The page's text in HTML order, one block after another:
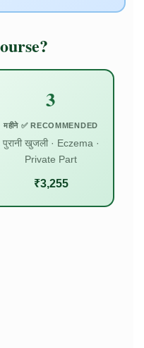
3
महीने ✅ RECOMMENDED
पुरानी खुजली · Eczema ·
Private Part
₹3,255